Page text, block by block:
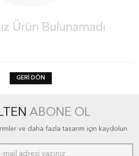
GERI DÖN
ABONE OL
ve daha fazla tasarım için kaydolun